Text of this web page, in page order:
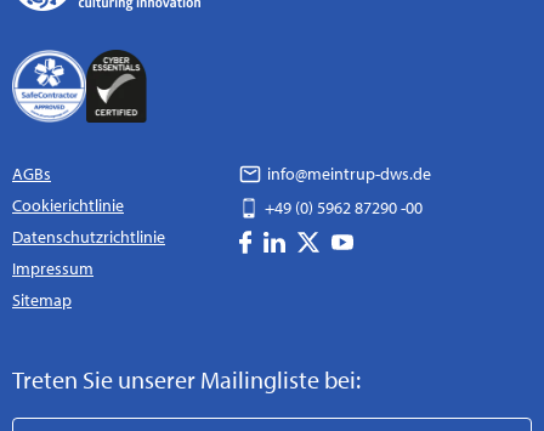
AGBs
Cookierichtlinie
Datenschutzrichtlinie
Impressum
Sitemap
info@meintrup-dws.de
+49 (0) 5962 87290 -00
Treten Sie unserer Mailingliste bei: